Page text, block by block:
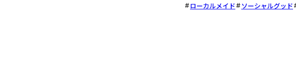
ローカルメイド
ソーシャルグッド